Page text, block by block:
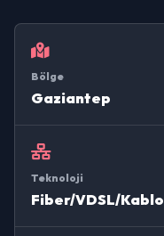
Bölge
Gaziantep
Teknoloji
Fiber/VDSL/Kablo